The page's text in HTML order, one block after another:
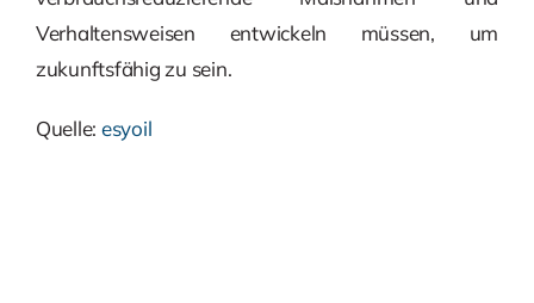
Verhaltensweisen entwickeln müssen, um
zukunftsfähig zu sein.
Quelle: esyoil